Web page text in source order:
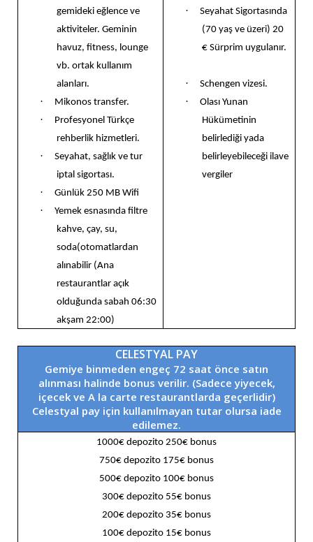
gemideki eğlence ve
aktiviteler. Geminin
havuz, fitness, lounge
vb. ortak kullanım
alanları.
· Mikonos transfer.
·
Profesyonel Türkçe
rehberlik hizmetleri.
·
Seyahat, sağlık ve tur
iptal sigortası.
· Günlük 250 MB Wifi
·
Yemek esnasında filtre
kahve, çay, su,
soda(otomatlardan
alınabilir (Ana
restaurantlar açık
olduğunda sabah 06:30
akşam 22:00)
·
Seyahat Sigortasında
(70 yaş ve üzeri) 20
€ Sürprim uygulanır.
· Schengen vizesi.
·
Olası Yunan
Hükümetinin
belirlediği yada
belirleyebileceği ilave
vergiler
CELESTYAL PAY
Gemiye binmeden engeç 72 saat önce satın
alınması halinde bonus verilir. (Sadece yiyecek,
içecek ve A la carte restaurantlarda geçerlidir)
Celestyal pay için kullanılmayan tutar olursa iade
edilemez.
1000€ depozito 250€ bonus
750€ depozito 175€ bonus
500€ depozito 100€ bonus
300€ depozito 55€ bonus
200€ depozito 35€ bonus
100€ depozito 15€ bonus